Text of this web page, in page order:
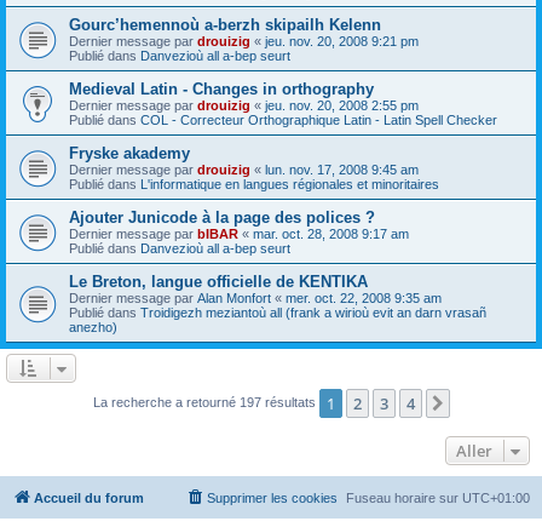
Gourc’hemennoù a-berzh skipailh Kelenn
Dernier message par drouizig « jeu. nov. 20, 2008 9:21 pm
Publié dans Danvezioù all a-bep seurt
Medieval Latin - Changes in orthography
Dernier message par drouizig « jeu. nov. 20, 2008 2:55 pm
Publié dans COL - Correcteur Orthographique Latin - Latin Spell Checker
Fryske akademy
Dernier message par drouizig « lun. nov. 17, 2008 9:45 am
Publié dans L'informatique en langues régionales et minoritaires
Ajouter Junicode à la page des polices ?
Dernier message par bIBAR « mar. oct. 28, 2008 9:17 am
Publié dans Danvezioù all a-bep seurt
Le Breton, langue officielle de KENTIKA
Dernier message par Alan Monfort « mer. oct. 22, 2008 9:35 am
Publié dans Troidigezh meziantoù all (frank a wirioù evit an darn vrasañ
anezho)
La recherche a retourné 197 résultats 1 2 3 4
Aller
Accueil du forum Fuseau horaire sur UTC+01:00
Supprimer les cookies